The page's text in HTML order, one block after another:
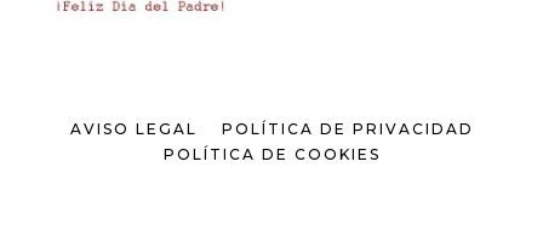
AVISO LEGAL
POLÍTICA DE PRIVACIDAD
POLÍTICA DE COOKIES